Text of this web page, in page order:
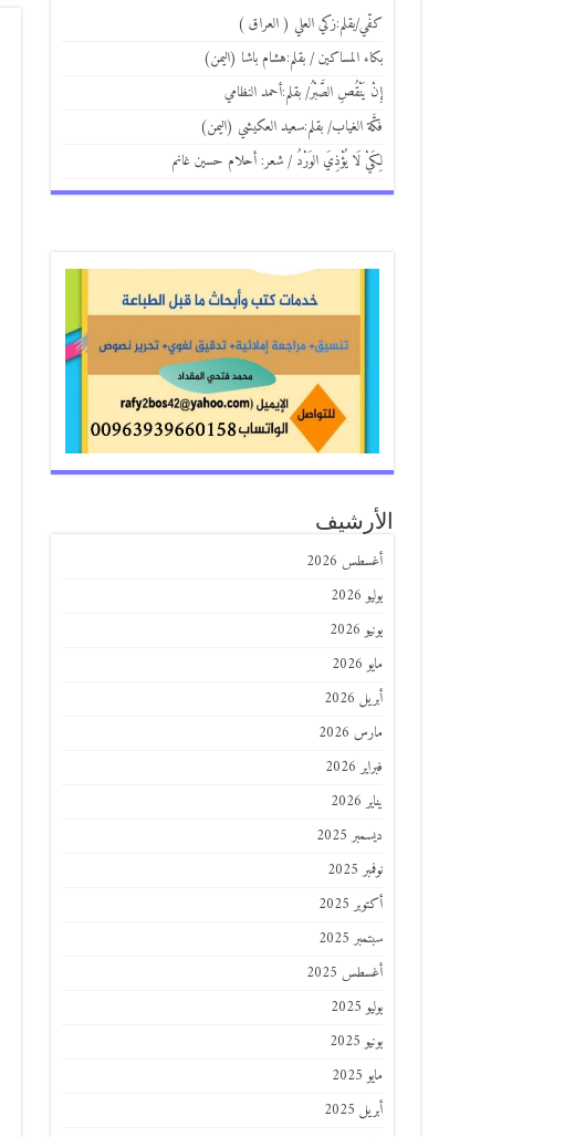
كفّي/بقلم:زكي العلي ( العراق )
بكاء المساكين / بقلم:هشام باشا (اليمن)
إِنْ يَنْقُصِ الصَّبْرُ/ بقلم:أحمد النظامي
فكَّة الغياب/ بقلم:سعيد العكيشي (اليمن)
لِكَيْ لَا يُؤْذِيَ الوَرْدُ / شعر: أحلام حسين غانم
الأرشيف
أغسطس 2026
يوليو 2026
يونيو 2026
مايو 2026
أبريل 2026
مارس 2026
فبراير 2026
يناير 2026
ديسمبر 2025
نوفمبر 2025
أكتوبر 2025
سبتمبر 2025
أغسطس 2025
يوليو 2025
يونيو 2025
مايو 2025
أبريل 2025